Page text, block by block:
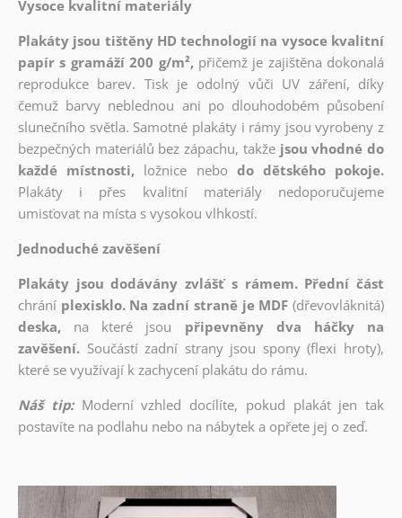
Vysoce kvalitní materiály
Plakáty jsou tištěny HD technologií na vysoce kvalitní
papír s gramáží 200 g/m², přičemž je zajištěna dokonalá
reprodukce barev. Tisk je odolný vůči UV záření, díky
čemuž barvy neblednou ani po dlouhodobém působení
slunečního světla. Samotné plakáty i rámy jsou vyrobeny z
bezpečných materiálů bez zápachu, takže jsou vhodné do
každé místnosti, ložnice nebo do dětského pokoje.
Plakáty i přes kvalitní materiály nedoporučujeme
umisťovat na místa s vysokou vlhkostí.
Jednoduché zavěšení
Plakáty jsou dodávány zvlášť s rámem. Přední část
chrání plexisklo. Na zadní straně je MDF (dřevovláknitá)
deska,
na které jsou
připevněny dva háčky na
zavěšení. Součástí zadní strany jsou spony (flexi hroty),
které se využívají k zachycení plakátu do rámu.
Náš tip: Moderní vzhled docílíte, pokud plakát jen tak
postavíte na podlahu nebo na nábytek a opřete jej o zeď.